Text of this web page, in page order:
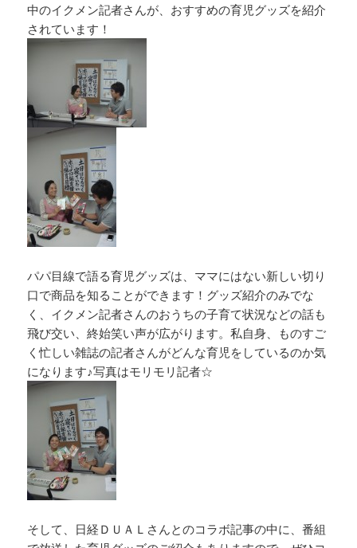
中のイクメン記者さんが、おすすめの育児グッズを紹介
されています！
パパ目線で語る育児グッズは、ママにはない新しい切り
口で商品を知ることができます！グッズ紹介のみでな
く、イクメン記者さんのおうちの子育て状況などの話も
飛び交い、終始笑い声が広がります。私自身、ものすご
く忙しい雑誌の記者さんがどんな育児をしているのか気
になります♪写真はモリモリ記者☆
そして、日経ＤＵＡＬさんとのコラボ記事の中に、番組